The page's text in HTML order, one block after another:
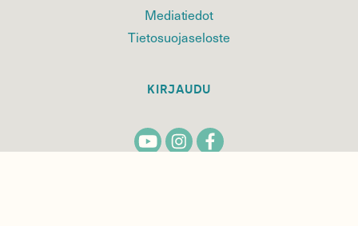
Mediatiedot
Tietosuojaseloste
KIRJAUDU